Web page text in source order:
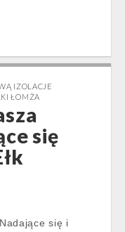
IZOLACJE
ŁOMŻA
się
się i